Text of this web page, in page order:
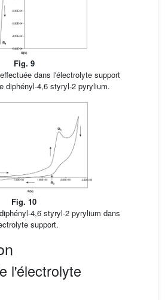
Fig. 9
dans l'électrolyte support
diphényl-4,6 styryl-2 pyrylium.
Fig. 10
4,6 styryl-2 pyrylium dans
support.
l'électrolyte